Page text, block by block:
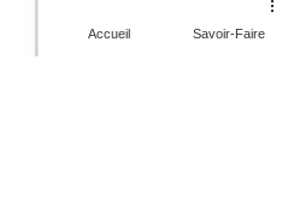
Accueil Savoir-Faire